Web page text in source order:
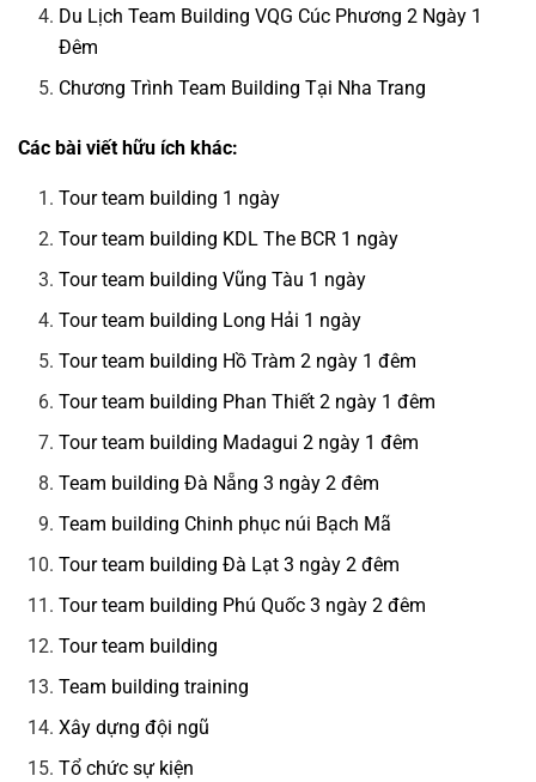
Du Lịch Team Building VQG Cúc Phương 2 Ngày 1
Đêm
Chương Trình Team Building Tại Nha Trang
Các bài viết hữu ích khác:
Tour team building 1 ngày
Tour team building KDL The BCR 1 ngày
Tour team building Vũng Tàu 1 ngày
Tour team building Long Hải 1 ngày
Tour team building Hồ Tràm 2 ngày 1 đêm
Tour team building Phan Thiết 2 ngày 1 đêm
Tour team building Madagui 2 ngày 1 đêm
Team building Đà Nẵng 3 ngày 2 đêm
Team building Chinh phục núi Bạch Mã
Tour team building Đà Lạt 3 ngày 2 đêm
Tour team building Phú Quốc 3 ngày 2 đêm
Tour team building
Team building training
Xây dựng đội ngũ
Tổ chức sự kiện